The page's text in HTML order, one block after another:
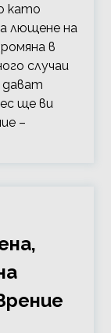
като
лющене на
в
случаи
дават
ще ви
–